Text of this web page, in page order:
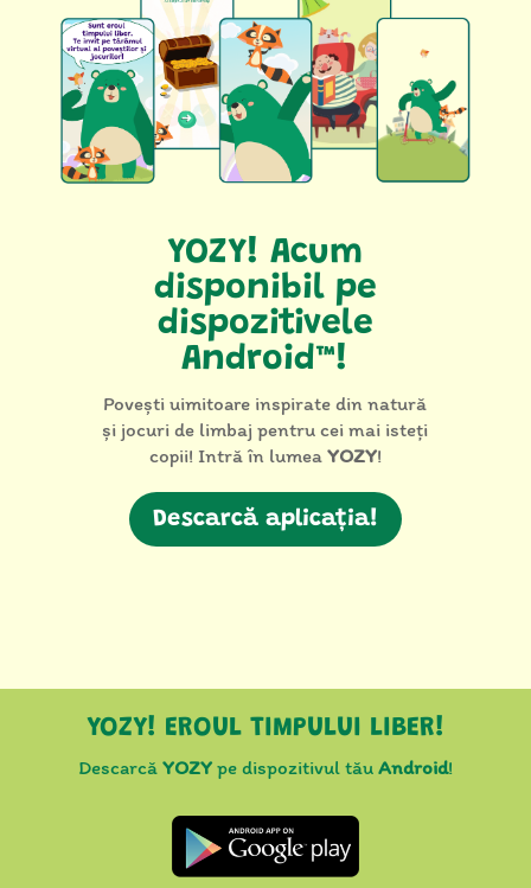
YOZY! Acum
disponibil pe
dispozitivele
Android™!
Povești uimitoare inspirate din natură
și jocuri de limbaj pentru cei mai isteți
copii! Intră în lumea YOZY!
Descarcă aplicația!
YOZY! EROUL TIMPULUI LIBER!
Descarcă YOZYpe dispozitivul tău Android!